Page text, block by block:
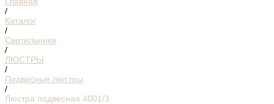
/
Каталог
/
Светильники
/
ЛЮСТРЫ
/
Подвесные люстры
/
Люстра подвесная 4001/3